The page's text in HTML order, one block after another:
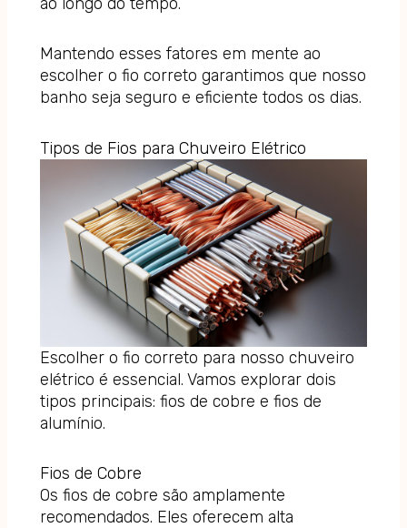
Mantendo esses fatores em mente ao
escolher o fio correto garantimos que nosso
banho seja seguro e eficiente todos os dias.
Tipos de Fios para Chuveiro Elétrico
Escolher o fio correto para nosso chuveiro
elétrico é essencial. Vamos explorar dois
tipos principais: fios de cobre e fios de
alumínio.
Fios de Cobre
Os fios de cobre são amplamente
recomendados. Eles oferecem alta